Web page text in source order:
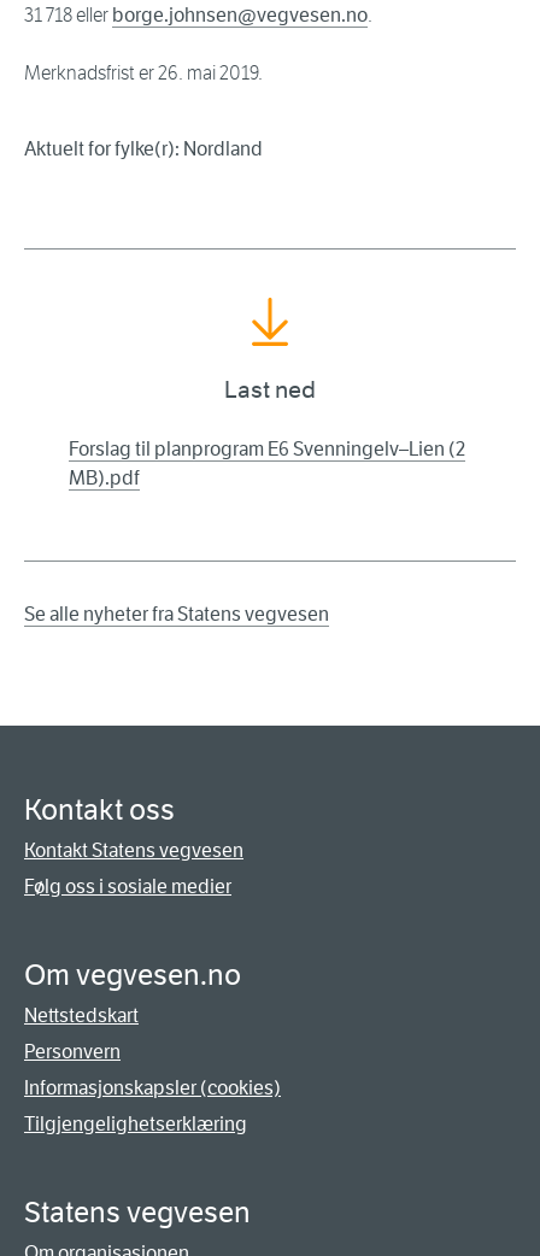
31 718 eller borge.johnsen@vegvesen.no.
Merknadsfrist er 26. mai 2019.
Aktuelt for fylke(r): Nordland
Last ned
Forslag til planprogram E6 Svenningelv–Lien (2
MB).pdf
Se alle nyheter fra Statens vegvesen
Kontakt oss
Kontakt Statens vegvesen
Følg oss i sosiale medier
Om vegvesen.no
Nettstedskart
Personvern
Informasjonskapsler (cookies)
Tilgjengelighetserklæring
Statens vegvesen